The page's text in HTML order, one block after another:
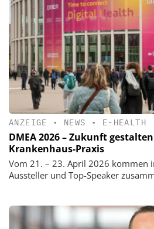
ANZEIGE • NEWS • E-HEALTH
DMEA 2026 – Zukunft
Krankenhaus-Praxis
Vom 21. – 23. April 2026 kommen
Aussteller und Top-Speaker